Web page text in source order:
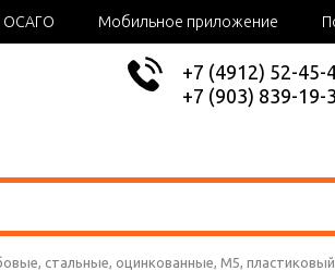
ОСАГО Мобильное приложение
+7 (4912) 52-45-
+7 (903) 839-19-
стальные, оцинкованные, М5,